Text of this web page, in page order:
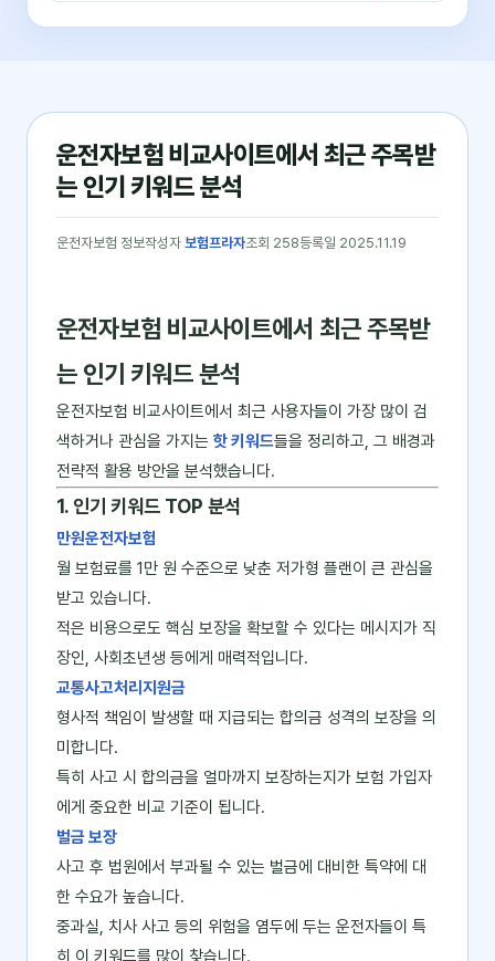
운전자보험 비교사이트에서 최근 주목받
는 인기 키워드 분석
운전자보험 정보작성자 보험프라자조회 258등록일 2025.11.19
운전자보험 비교사이트에서 최근 주목받
는 인기 키워드 분석
운전자보험 비교사이트에서 최근 사용자들이 가장 많이 검
색하거나 관심을 가지는 핫 키워드들을 정리하고, 그 배경과
전략적 활용 방안을 분석했습니다.
1. 인기 키워드 TOP 분석
만원운전자보험
월 보험료를 1만 원 수준으로 낮춘 저가형 플랜이 큰 관심을
받고 있습니다.
적은 비용으로도 핵심 보장을 확보할 수 있다는 메시지가 직
장인, 사회초년생 등에게 매력적입니다.
교통사고처리지원금
형사적 책임이 발생할 때 지급되는 합의금 성격의 보장을 의
미합니다.
특히 사고 시 합의금을 얼마까지 보장하는지가 보험 가입자
에게 중요한 비교 기준이 됩니다.
벌금 보장
사고 후 법원에서 부과될 수 있는 벌금에 대비한 특약에 대
한 수요가 높습니다.
중과실, 치사 사고 등의 위험을 염두에 두는 운전자들이 특
히 이 키워드를 많이 찾습니다.